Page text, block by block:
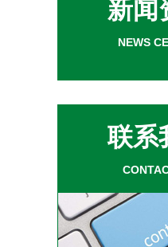
新闻
NEWS
联系